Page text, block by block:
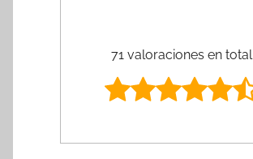
71 valoraciones en total